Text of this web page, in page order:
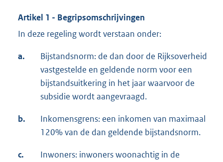
Artikel 1 - Begripsomschrijvingen
In deze regeling wordt verstaan onder:
a.
Bijstandsnorm: de dan door de Rijksoverheid
vastgestelde en geldende norm voor een
bijstandsuitkering in het jaar waarvoor de
subsidie wordt aangevraagd.
b.
Inkomensgrens: een inkomen van maximaal
120% van de dan geldende bijstandsnorm.
c.
Inwoners: inwoners woonachtig in de